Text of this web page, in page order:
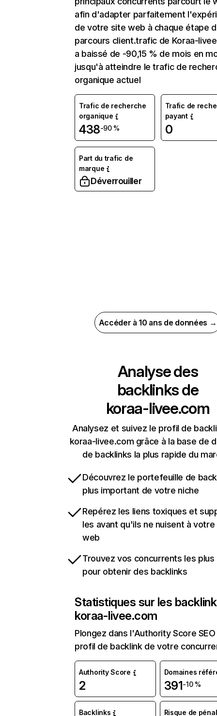
afin d'adapter parfaitement
de votre site web à chaque étape
parcours client.trafic de Koraa-
a baissé de -90,15 % de mois en
jusqu'à atteindre le trafic de
organique actuel
Trafic de recherche
organique
438-90 %
Trafic de
payant
0
Part du trafic de
marque
Déverrouiller
Accéder à 10 ans de données →
Analyse des
backlinks de
koraa-livee.com
Analysez et suivez le profil de
koraa-livee.com grâce à la base de
de backlinks la plus rapide du
Découvrez le portefeuille de
plus important de votre niche
Repérez les liens toxiques et
les avant qu'ils ne nuisent à
web
Trouvez vos concurrents les
pour obtenir des backlinks
Statistiques sur les
koraa-livee.com
Plongez dans l'Authority Score
profil de backlink de votre
Authority Score
2
Domaines
391-10 %
Backlinks Risque de